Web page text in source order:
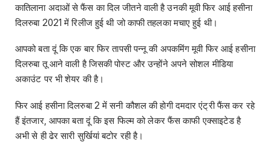
कातिलाना अदाओं से फैंस का दिल जीतने वाली है उनकी मूवी फिर आई हसीना
दिलरुबा 2021 में रिलीज हुई थी जो काफी तहलका मचाए हुई थी।
आपको बता दूं कि एक बार फिर तापसी पन्नू की अपकमिंग मूवी फिर आई हसीना
दिलरुबा तू आने वाली है जिसकी पोस्ट और उन्होंने अपने सोशल मीडिया
अकाउंट पर भी शेयर की है।
फिर आई हसीना दिलरुबा 2 में सनी कौशल की होगी दमदार एंट्री फैंस कर रहे
हैं इंतजार, आपका बता दूं कि इस फिल्म को लेकर फैंस काफी एक्साइटेड है
अभी से ही ढेर सारी सुर्खियां बटोर रही है।